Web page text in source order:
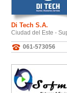
Di Tech S.A.
Ciudad del Este -
061-573056